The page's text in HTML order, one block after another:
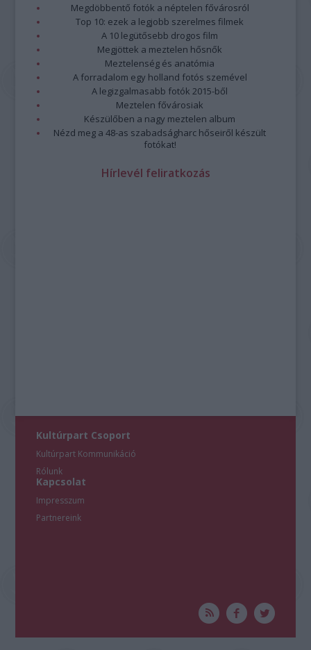
Megdöbbentő fotók a néptelen fővárosról
Top 10: ezek a legjobb szerelmes filmek
A 10 legütősebb drogos film
Megjöttek a meztelen hősnők
Meztelenség és anatómia
A forradalom egy holland fotós szemével
A legizgalmasabb fotók 2015-ből
Meztelen fővárosiak
Készülőben a nagy meztelen album
Nézd meg a 48-as szabadságharc hőseiről készült
fotókat!
Hírlevél feliratkozás
Kultúrpart Csoport
Kultúrpart Kommunikáció
Rólunk
Kapcsolat
Impresszum
Partnereink